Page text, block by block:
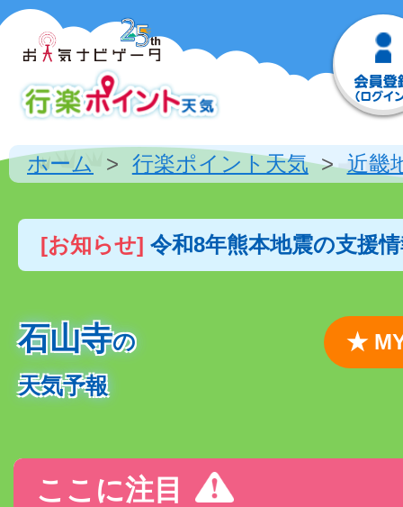
ホーム 行楽ポイント天気 近畿
[お知らせ] 令和8年熊本地震の支援
石山寺の
天気予報
★
ここに注目